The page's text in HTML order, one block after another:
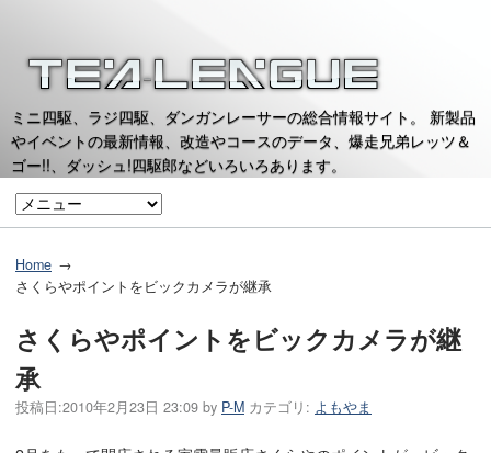
ミニ四駆、ラジ四駆、ダンガンレーサーの総合情報サイト。 新製品
やイベントの最新情報、改造やコースのデータ、爆走兄弟レッツ＆
ゴー!!、ダッシュ!四駆郎などいろいろあります。
Home
さくらやポイントをビックカメラが継承
さくらやポイントをビックカメラが継
承
投稿日:2010年2月23日 23:09 by P-M カテゴリ: よもやま